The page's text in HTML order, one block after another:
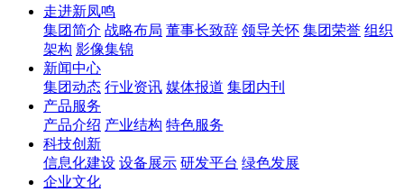
走进新凤鸣
集团简介 战略布局 董事长致辞 领导关怀 集团荣誉 组织
架构 影像集锦
新闻中心
集团动态 行业资讯 媒体报道 集团内刊
产品服务
产品介绍 产业结构 特色服务
科技创新
信息化建设 设备展示 研发平台 绿色发展
企业文化